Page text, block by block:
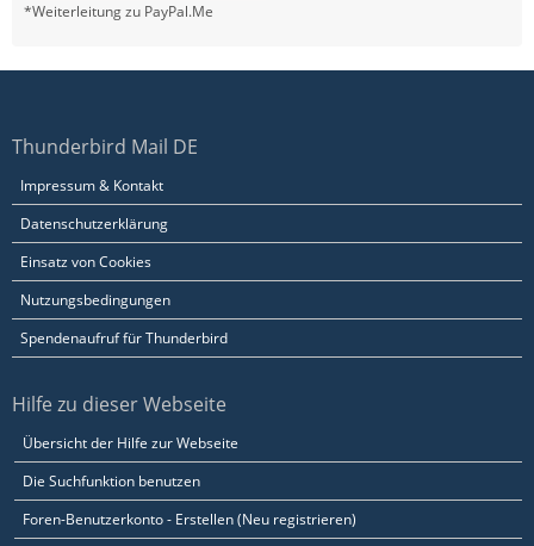
*Weiterleitung zu PayPal.Me
Thunderbird Mail DE
Impressum & Kontakt
Datenschutzerklärung
Einsatz von Cookies
Nutzungsbedingungen
Spendenaufruf für Thunderbird
Hilfe zu dieser Webseite
Übersicht der Hilfe zur Webseite
Die Suchfunktion benutzen
Foren-Benutzerkonto - Erstellen (Neu registrieren)